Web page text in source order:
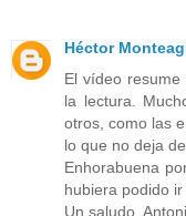
Héctor
El vídeo
la lectura.
otros, como las
lo que no deja
Enhorabuena
hubiera podido ir
Un saludo,